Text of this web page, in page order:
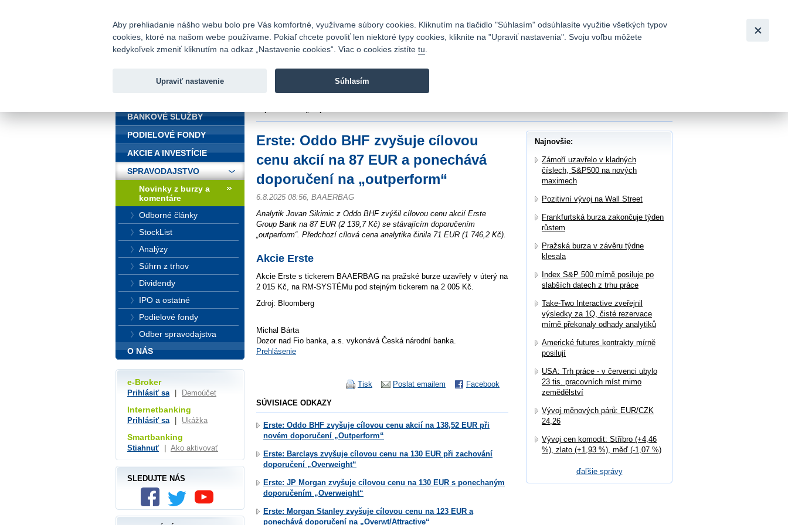
Fio banka
Fio banka sa zameriava na poskytovanie bežných bankových
Erste: Oddo BHF zvyšuje cílovou
cenu akcií na 87 EUR a ponechává
doporučení na „outperform“
6.8.2025 08:56, BAAERBAG
Analytik Jovan Sikimic z Oddo BHF zvýšil cílovou cenu akcií Erste
Group Bank na 87 EUR (2 139,7 Kč) se stávajícím doporučením
„outperform“. Předchozí cílová cena analytika činila 71 EUR (1 746,2 Kč).
Akcie Erste
Akcie Erste s tickerem BAAERBAG na pražské burze uzavřely v úterý na
2 015 Kč, na RM-SYSTÉMu pod stejným tickerem na 2 005 Kč.
Zdroj: Bloomberg
Michal Bárta
Dozor nad Fio banka, a.s. vykonává Česká národní banka.
Prehlásenie
Facebook
Poslat emailem
Tisk
SÚVISIACE ODKAZY
Erste: Oddo BHF zvyšuje cílovou cenu akcií na 138,52 EUR při
novém doporučení „Outperform“
Erste: Barclays zvyšuje cílovou cenu na 130 EUR při zachování
doporučení „Overweight“
Erste: JP Morgan zvyšuje cílovou cenu na 130 EUR s ponechaným
doporučením „Overweight“
Erste: Morgan Stanley zvyšuje cílovou cenu na 123 EUR a
ponechává doporučení na „Overwt/Attractive“
Najnovšie:
Zámoří uzavřelo v kladných
číslech, S&P500 na nových
maximech
Pozitivní vývoj na Wall Street
Frankfurtská burza zakončuje týden
růstem
Pražská burza v závěru týdne
klesala
Index S&P 500 mírně posiluje po
slabších datech z trhu práce
Take-Two Interactive zveřejnil
výsledky za 1Q, čisté rezervace
mírně překonaly odhady analytiků
Americké futures kontrakty mírně
posilují
USA: Trh práce - v červenci ubylo
23 tis. pracovních míst mimo
zemědělství
Vývoj měnových párů: EUR/CZK
24,26
Vývoj cen komodit: Stříbro (+4,46
%), zlato (+1,93 %), měď (-1,07 %)
ďaľšie správy
BANKOVÉ SLUŽBY
PODIELOVÉ FONDY
AKCIE A INVESTÍCIE
SPRAVODAJSTVO
Novinky z burzy a
komentáre
Odborné články
StockList
Analýzy
Súhrn z trhov
Dividendy
IPO a ostatné
Podielové fondy
Odber spravodajstva
O NÁS
e-Broker
Prihlásiť sa Demoúčet
Internetbanking
Prihlásiť sa Ukážka
Smartbanking
Stiahnuť Ako aktivovať
SLEDUJTE NÁS
Aby prehliadanie nášho webu bolo pre Vás komfortné, využívame súbory cookies. Kliknutím na tlačidlo "Súhlasím" odsúhlasíte využitie všetkých typov
cookies, ktoré na našom webe používame. Pokiaľ chcete povoliť len niektoré typy cookies, kliknite na "Upraviť nastavenia". Svoju voľbu môžete
kedykoľvek zmeniť kliknutím na odkaz „Nastavenie cookies“. Viac o cookies zistíte tu
Upraviť nastavenie Súhlasím